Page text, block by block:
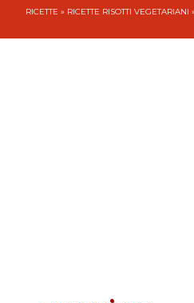
RICETTE » RICETTE RISOTTI VEGETARIANI